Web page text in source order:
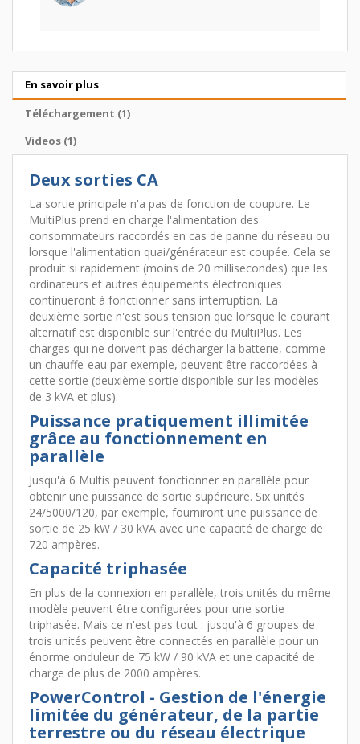
En savoir plus
Téléchargement (1)
Videos (1)
Deux sorties CA
La sortie principale n'a pas de fonction de coupure. Le
MultiPlus prend en charge l'alimentation des
consommateurs raccordés en cas de panne du réseau ou
lorsque l'alimentation quai/générateur est coupée. Cela se
produit si rapidement (moins de 20 millisecondes) que les
ordinateurs et autres équipements électroniques
continueront à fonctionner sans interruption. La
deuxième sortie n'est sous tension que lorsque le courant
alternatif est disponible sur l'entrée du MultiPlus. Les
charges qui ne doivent pas décharger la batterie, comme
un chauffe-eau par exemple, peuvent être raccordées à
cette sortie (deuxième sortie disponible sur les modèles
de 3 kVA et plus).
Puissance pratiquement illimitée
grâce au fonctionnement en
parallèle
Jusqu'à 6 Multis peuvent fonctionner en parallèle pour
obtenir une puissance de sortie supérieure. Six unités
24/5000/120, par exemple, fourniront une puissance de
sortie de 25 kW / 30 kVA avec une capacité de charge de
720 ampères.
Capacité triphasée
En plus de la connexion en parallèle, trois unités du même
modèle peuvent être configurées pour une sortie
triphasée. Mais ce n'est pas tout : jusqu'à 6 groupes de
trois unités peuvent être connectés en parallèle pour un
énorme onduleur de 75 kW / 90 kVA et une capacité de
charge de plus de 2000 ampères.
PowerControl - Gestion de l'énergie
limitée du générateur, de la partie
terrestre ou du réseau électrique